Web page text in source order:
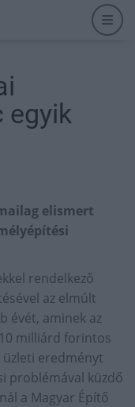
egyik
elismert
rendelkező
az elmúlt
évét, aminek az
milliárd forintos
eredményt
problémával küzdő
a Magyar Építő